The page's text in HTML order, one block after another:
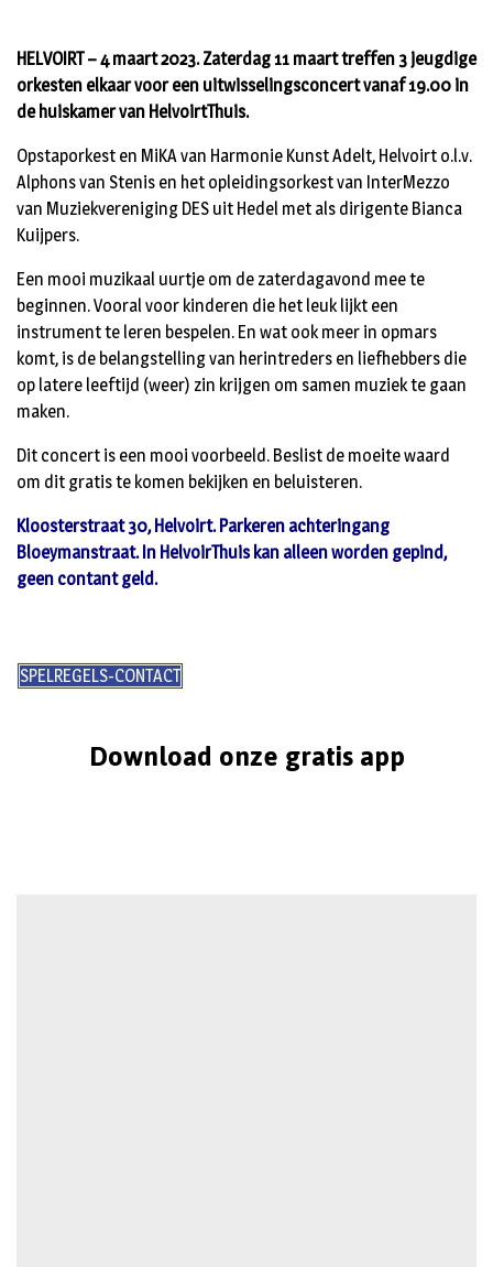
HELVOIRT – 4 maart 2023. Zaterdag 11 maart treffen 3 jeugdige
orkesten elkaar voor een uitwisselingsconcert vanaf 19.00 in
de huiskamer van HelvoirtThuis.
Opstaporkest en MiKA van Harmonie Kunst Adelt, Helvoirt o.l.v.
Alphons van Stenis en het opleidingsorkest van InterMezzo
van Muziekvereniging DES uit Hedel met als dirigente Bianca
Kuijpers.
Een mooi muzikaal uurtje om de zaterdagavond mee te
beginnen. Vooral voor kinderen die het leuk lijkt een
instrument te leren bespelen. En wat ook meer in opmars
komt, is de belangstelling van herintreders en liefhebbers die
op latere leeftijd (weer) zin krijgen om samen muziek te gaan
maken.
Dit concert is een mooi voorbeeld. Beslist de moeite waard
om dit gratis te komen bekijken en beluisteren.
Kloosterstraat 30, Helvoirt. Parkeren achteringang
Bloeymanstraat. In HelvoirThuis kan alleen worden gepind,
geen contant geld.
SPELREGELS-CONTACT
Download onze gratis app